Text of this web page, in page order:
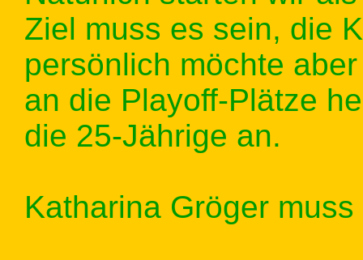
Ziel muss es sein, die
persönlich möchte
an die Playoff-Plätze
die 25-Jährige an.
Katharina Gröger